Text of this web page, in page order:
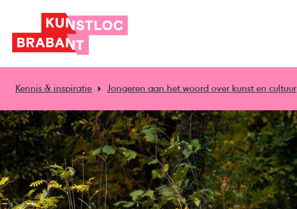
Kennis & inspiratie Jongeren aan het woord over kunst en cultuur